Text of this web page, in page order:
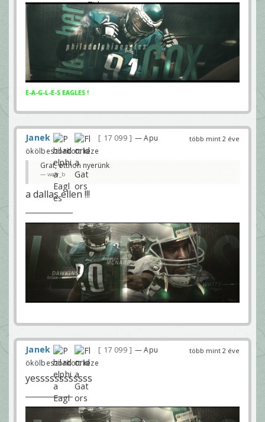
E-A-G-L-E-S EAGLES !
több mint 2 éve
Janek 17 099
— Apu
ökölbeszorított keze
Grat, otthon nyerünk
warr_b
a dallas ellen !!!
több mint 2 éve
Janek 17 099
— Apu
ökölbeszorított keze
yessssssssssss